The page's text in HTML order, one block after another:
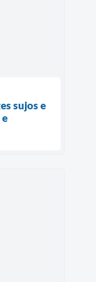
sujos e